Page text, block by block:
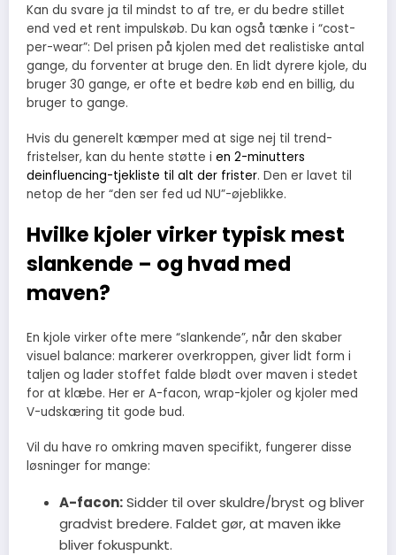
Kan du svare ja til mindst to af tre, er du bedre stillet
end ved et rent impulskøb. Du kan også tænke i “cost-
per-wear”: Del prisen på kjolen med det realistiske antal
gange, du forventer at bruge den. En lidt dyrere kjole, du
bruger 30 gange, er ofte et bedre køb end en billig, du
bruger to gange.
Hvis du generelt kæmper med at sige nej til trend-
fristelser, kan du hente støtte i en 2-minutters
deinfluencing-tjekliste til alt der frister. Den er lavet til
netop de her “den ser fed ud NU”-øjeblikke.
Hvilke kjoler virker typisk mest
slankende – og hvad med
maven?
En kjole virker ofte mere “slankende”, når den skaber
visuel balance: markerer overkroppen, giver lidt form i
taljen og lader stoffet falde blødt over maven i stedet
for at klæbe. Her er A-facon, wrap-kjoler og kjoler med
V-udskæring tit gode bud.
Vil du have ro omkring maven specifikt, fungerer disse
løsninger for mange:
A-facon:Sidder til over skuldre/bryst og bliver
gradvist bredere. Faldet gør, at maven ikke
bliver fokuspunkt.